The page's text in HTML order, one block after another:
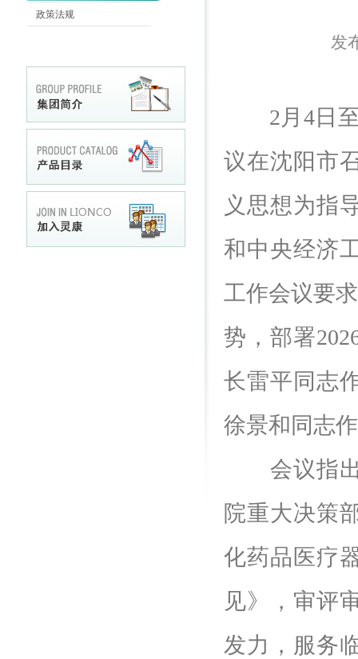
政策法规
发
2月4日至5
议在沈阳市
义思想为指
和中央经济
工作会议要
势，部署
长雷平同志
徐景和同志
会议指出
院重大决策
化药品医疗
见》，审评
发力，服务